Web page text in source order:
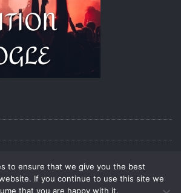
to ensure that we give you the best
If you continue to use this site we
that you are happy with it.